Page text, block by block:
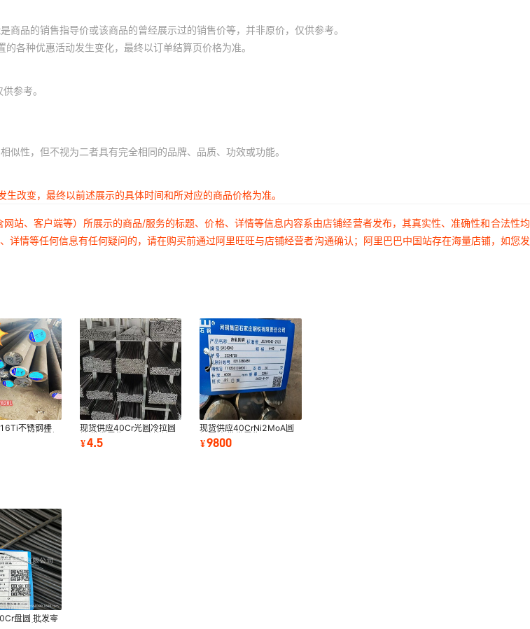
品的销售指导价或该商品的曾经展示过的销售价等，并非原价，仅供参考。
各种优惠活动发生变化，最终以订单结算页价格为准。
参考。
性，但不视为二者具有完全相同的品牌、品质、功效或功能。
改变，最终以前述展示的具体时间和所对应的商品价格为准。
站、客户端等）所展示的商品/服务的标题、价格、详情等信息内容系由店铺经营者发布，其真实性、准确性和合法性
情等任何信息有任何疑问的，请在购买前通过阿里旺旺与店铺经营者沟通确认；阿里巴巴中国站存在海量店铺，如您
不锈钢棒
不锈钢圆钢
现货供应40Cr光圆冷拉圆
棒 批发零售40Cr精拉棒研
磨棒
¥4.5
现货供应40CrNi2MoA圆
钢圆棒 批发零售
40CrNi2MoA钢棒
¥9800
盘圆 批发零
40Cr线材